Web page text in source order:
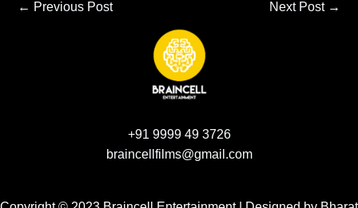
← Previous Post Next Post →
+91 9999 49 3726
braincellfilms@gmail.com